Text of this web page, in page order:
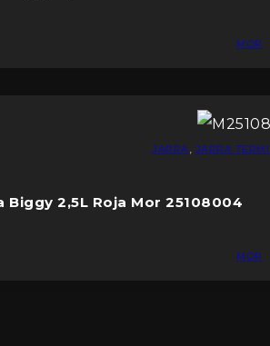
MOR
JARRA JARRA
Biggy 2,5L Roja Mor 25108004
MOR